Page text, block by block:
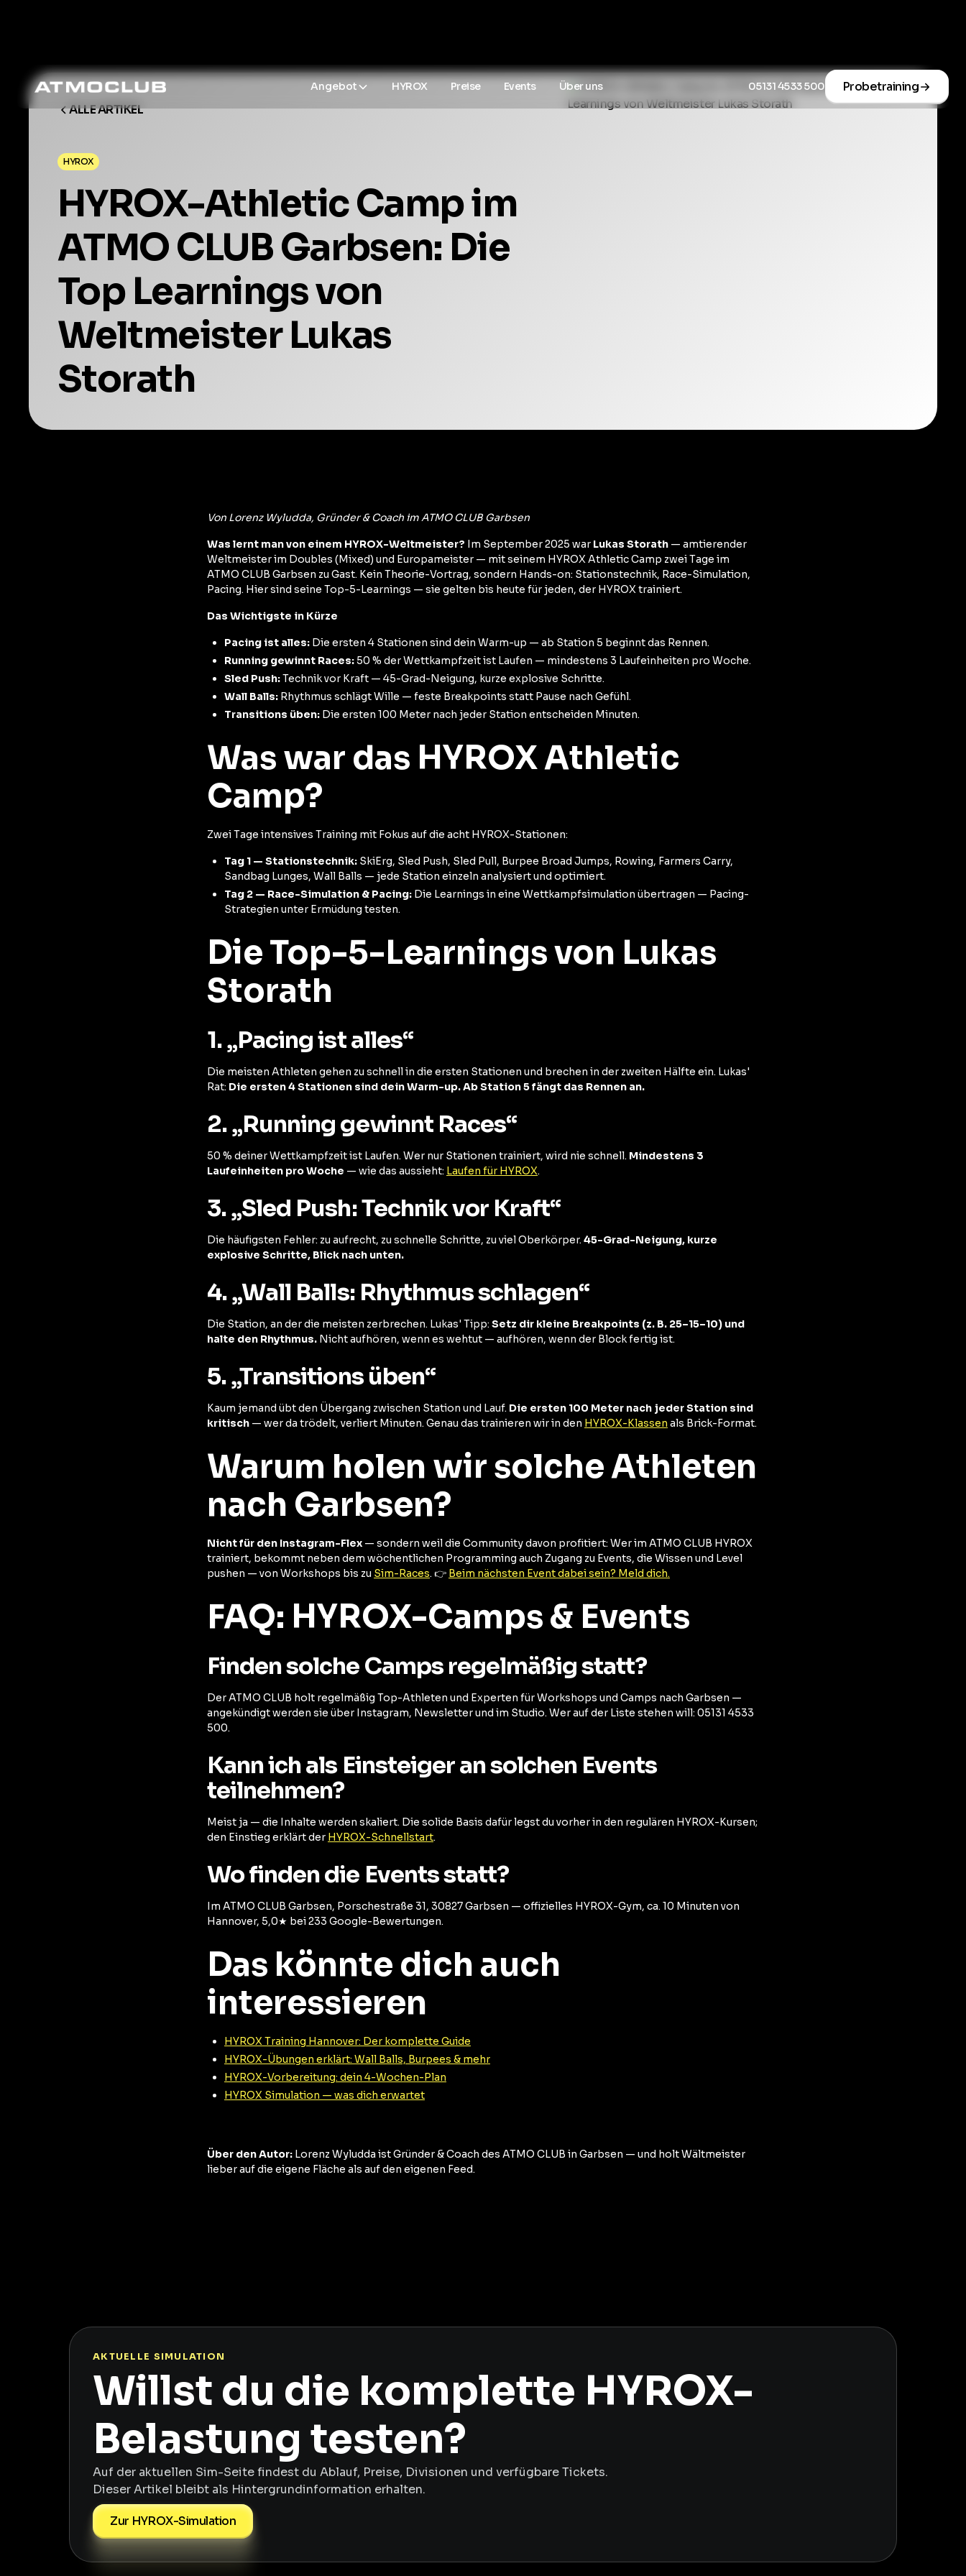
Angebot HYROX Preise Events Über uns 05131 4533 500
Probetraining
ALLE ARTIKEL
HYROX
HYROX-Athletic Camp im
ATMO CLUB Garbsen: Die
Top Learnings von
Weltmeister Lukas
Storath
Von Lorenz Wyludda, Gründer & Coach im ATMO CLUB Garbsen
Was lernt man von einem HYROX-Weltmeister? Im September 2025 war Lukas Storath — amtierender
Weltmeister im Doubles (Mixed) und Europameister — mit seinem HYROX Athletic Camp zwei Tage im
ATMO CLUB Garbsen zu Gast. Kein Theorie-Vortrag, sondern Hands-on: Stationstechnik, Race-Simulation,
Pacing. Hier sind seine Top-5-Learnings — sie gelten bis heute für jeden, der HYROX trainiert.
Das Wichtigste in Kürze
Pacing ist alles: Die ersten 4 Stationen sind dein Warm-up — ab Station 5 beginnt das Rennen.
Running gewinnt Races:50 % der Wettkampfzeit ist Laufen — mindestens 3 Laufeinheiten pro Woche.
Sled Push:Technik vor Kraft — 45-Grad-Neigung, kurze explosive Schritte.
Wall Balls: Rhythmus schlägt Wille — feste Breakpoints statt Pause nach Gefühl.
Transitions üben: Die ersten 100 Meter nach jeder Station entscheiden Minuten.
Was war das HYROX Athletic
Camp?
Zwei Tage intensives Training mit Fokus auf die acht HYROX-Stationen:
Tag 1 — Stationstechnik: SkiErg, Sled Push, Sled Pull, Burpee Broad Jumps, Rowing, Farmers Carry,
Sandbag Lunges, Wall Balls — jede Station einzeln analysiert und optimiert.
Tag 2 — Race-Simulation & Pacing: Die Learnings in eine Wettkampfsimulation übertragen — Pacing-
Strategien unter Ermüdung testen.
Die Top-5-Learnings von Lukas
Storath
1. „Pacing ist alles“
Die meisten Athleten gehen zu schnell in die ersten Stationen und brechen in der zweiten Hälfte ein. Lukas'
Rat: Die ersten 4 Stationen sind dein Warm-up. Ab Station 5 fängt das Rennen an.
2. „Running gewinnt Races“
50 % deiner Wettkampfzeit ist Laufen. Wer nur Stationen trainiert, wird nie schnell. Mindestens 3
Laufeinheiten pro Woche — wie das aussieht: Laufen für HYROX.
3. „Sled Push: Technik vor Kraft“
Die häufigsten Fehler: zu aufrecht, zu schnelle Schritte, zu viel Oberkörper. 45-Grad-Neigung, kurze
explosive Schritte, Blick nach unten.
4. „Wall Balls: Rhythmus schlagen“
Die Station, an der die meisten zerbrechen. Lukas' Tipp: Setz dir kleine Breakpoints (z. B. 25–15–10) und
halte den Rhythmus. Nicht aufhören, wenn es wehtut — aufhören, wenn der Block fertig ist.
5. „Transitions üben“
Kaum jemand übt den Übergang zwischen Station und Lauf. Die ersten 100 Meter nach jeder Station sind
kritisch — wer da trödelt, verliert Minuten. Genau das trainieren wir in den HYROX-Klassen als Brick-Format.
Warum holen wir solche Athleten
nach Garbsen?
Nicht für den Instagram-Flex — sondern weil die Community davon profitiert: Wer im ATMO CLUB HYROX
trainiert, bekommt neben dem wöchentlichen Programming auch Zugang zu Events, die Wissen und Level
pushen — von Workshops bis zu Sim-Races. 👉 Beim nächsten Event dabei sein? Meld dich.
FAQ: HYROX-Camps & Events
Finden solche Camps regelmäßig statt?
Der ATMO CLUB holt regelmäßig Top-Athleten und Experten für Workshops und Camps nach Garbsen —
angekündigt werden sie über Instagram, Newsletter und im Studio. Wer auf der Liste stehen will: 05131 4533
500.
Kann ich als Einsteiger an solchen Events
teilnehmen?
Meist ja — die Inhalte werden skaliert. Die solide Basis dafür legst du vorher in den regulären HYROX-Kursen;
den Einstieg erklärt der HYROX-Schnellstart.
Wo finden die Events statt?
Im ATMO CLUB Garbsen, Porschestraße 31, 30827 Garbsen — offizielles HYROX-Gym, ca. 10 Minuten von
Hannover, 5,0★ bei 233 Google-Bewertungen.
Das könnte dich auch
interessieren
HYROX Training Hannover: Der komplette Guide
HYROX-Übungen erklärt: Wall Balls, Burpees & mehr
HYROX-Vorbereitung: dein 4-Wochen-Plan
HYROX Simulation — was dich erwartet
Über den Autor: Lorenz Wyludda ist Gründer & Coach des ATMO CLUB in Garbsen — und holt Wältmeister
lieber auf die eigene Fläche als auf den eigenen Feed.
AKTUELLE SIMULATION
Willst du die komplette HYROX-
Belastung testen?
Auf der aktuellen Sim-Seite findest du Ablauf, Preise, Divisionen und verfügbare Tickets.
Dieser Artikel bleibt als Hintergrundinformation erhalten.
Zur HYROX-Simulation